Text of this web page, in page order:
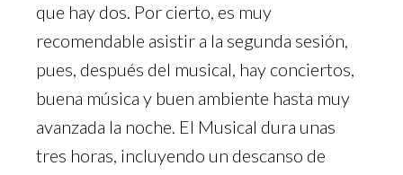
que hay dos. Por cierto, es muy
recomendable asistir a la segunda sesión,
pues, después del musical, hay conciertos,
buena música y buen ambiente hasta muy
avanzada la noche. El Musical dura unas
tres horas, incluyendo un descanso de